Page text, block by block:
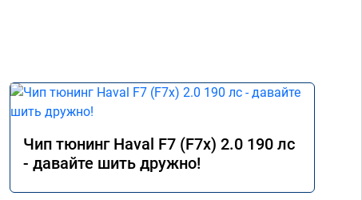
Чип тюнинг Haval F7 (F7x) 2.0 190 лс
- давайте шить дружно!